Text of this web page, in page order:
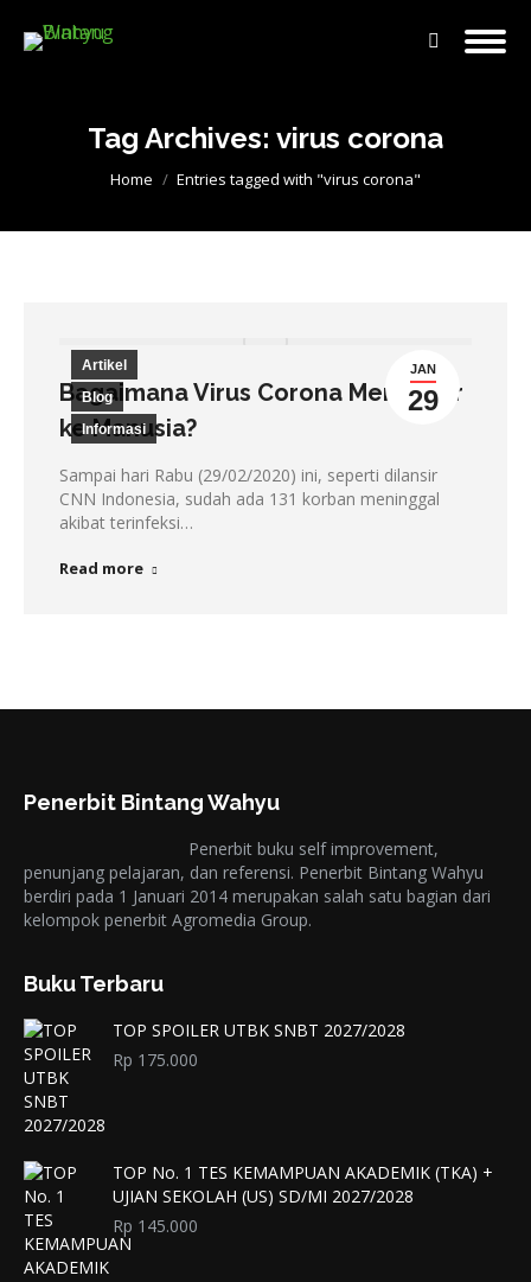
Search:
Tag Archives: virus corona
You are here:
Home Entries tagged with "virus corona"
JAN
29
Artikel
Blog
Informasi
Bagaimana Virus Corona Menyebar
ke Manusia?
Sampai hari Rabu (29/02/2020) ini, seperti dilansir
CNN Indonesia, sudah ada 131 korban meninggal
akibat terinfeksi…
Read more
Penerbit Bintang Wahyu
Penerbit buku self improvement,
penunjang pelajaran, dan referensi. Penerbit Bintang Wahyu
berdiri pada 1 Januari 2014 merupakan salah satu bagian dari
kelompok penerbit Agromedia Group.
Buku Terbaru
TOP SPOILER UTBK SNBT 2027/2028
Rp 175.000
TOP No. 1 TES KEMAMPUAN AKADEMIK (TKA) +
UJIAN SEKOLAH (US) SD/MI 2027/2028
Rp 145.000